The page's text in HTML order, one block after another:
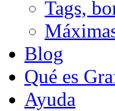
Tags,
Blog
Qué es
Ayuda